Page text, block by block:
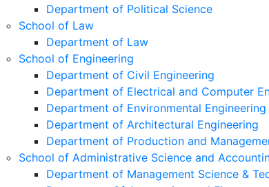
Department of Political Science
School of Law
Department of Law
School of Engineering
Department of Civil Engineering
Department of Electrical and Computer
Department of Environmental Engineering
Department of Architectural Engineering
Department of Production and
School of Administrative Science and
Department of Management Science &